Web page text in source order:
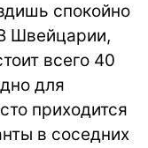
спокойно
Швейцарии,
всего 40
для
приходится
в соседних